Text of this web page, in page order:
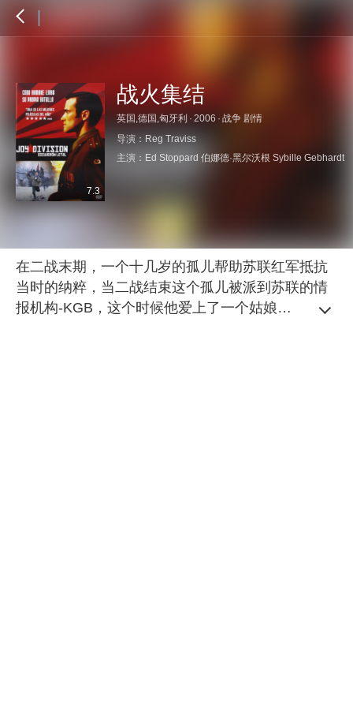
7.3
战火集结
英国,德国,匈牙利 · 2006 · 战争 剧情
导演： Reg Traviss
主演： Ed Stoppard 伯娜德·黑尔沃根 Sybille Gebhardt
在二战末期，一个十几岁的孤儿帮助苏联红军抵抗
当时的纳粹，当二战结束这个孤儿被派到苏联的情
报机构-KGB，这个时候他爱上了一个姑娘，身份此